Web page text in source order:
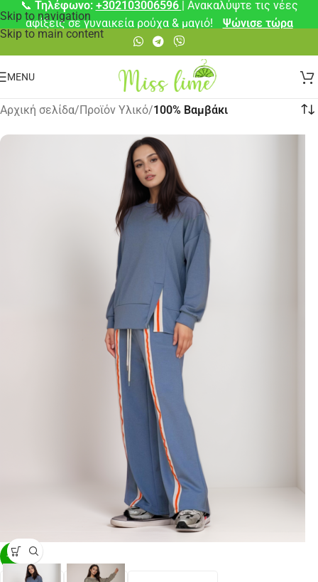
Skip to navigation
Skip to main content
📞 Τηλέφωνο: +302103006596 | Ανακαλύψτε τις νέες
αφίξεις σε γυναικεία ρούχα & μαγιό!
Ψώνισε τώρα
MENU
Αρχική σελίδα/Προϊόν Υλικό/100% Βαμβάκι
-27%